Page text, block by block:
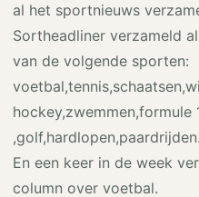
al het sportnieuws
Sortheadliner verzameld
van de volgende sporten:
hockey,zwemmen,formule
,golf,hardlopen,paardrijden.
En een keer in de week
column over voetbal.